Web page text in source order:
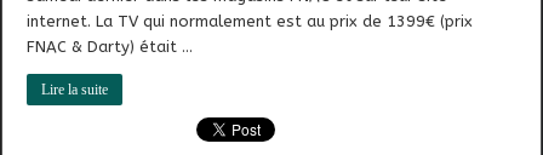
internet. La TV qui normalement est au prix de 1399€ (prix
FNAC & Darty) était …
Lire la suite